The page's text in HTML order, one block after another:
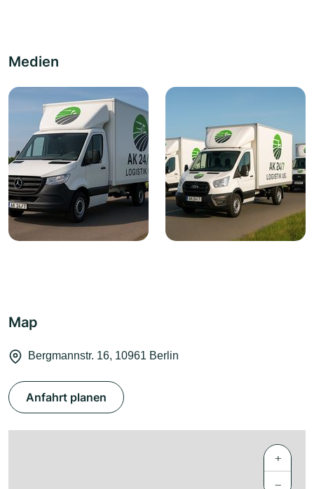
Medien
Map
Bergmannstr. 16, 10961 Berlin
Anfahrt planen
+
−